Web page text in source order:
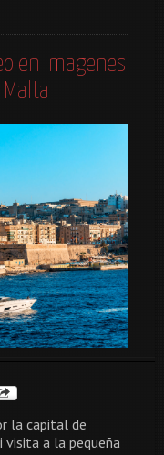
en imagenes
la capital de
visita a la pequeña